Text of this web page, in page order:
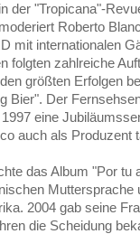
der "Tropicana"-
Roberto
mit internationalen
folgten zahlreiche
größten Erfolgen
Bier". Der
eine
auch als Produzent
das Album "Por tu
Muttersprache
2004 gab seine
die Scheidung